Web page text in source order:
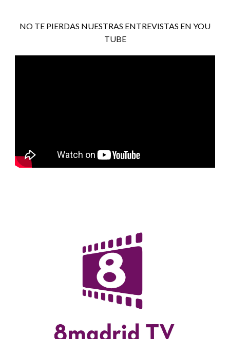
NO TE PIERDAS NUESTRAS ENTREVISTAS EN YOU
TUBE